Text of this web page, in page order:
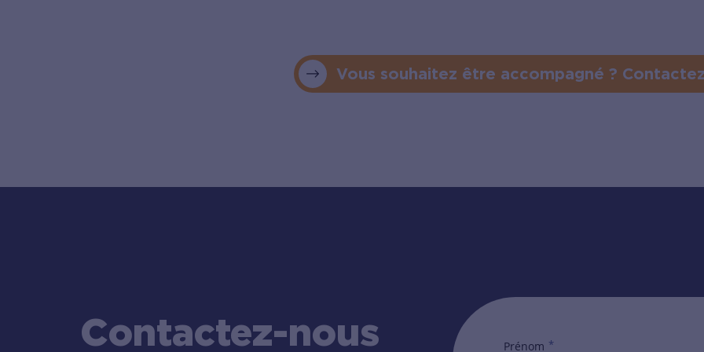
Vous souhaitez être accompagné ?
Contactez-nous Prénom *